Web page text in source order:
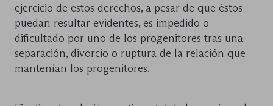
ejercicio de estos derechos, a pesar de que éstos
puedan resultar evidentes, es impedido o
dificultado por uno de los progenitores tras una
separación, divorcio o ruptura de la relación que
mantenían los progenitores.